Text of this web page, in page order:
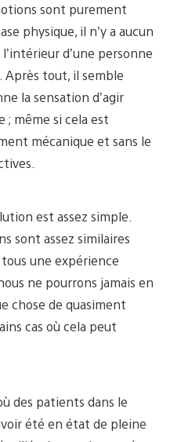
sont purement
physique, il n’y a aucun
d’une personne
Après tout, il semble
la sensation d’agir
même si cela est
mécanique et sans le
est assez simple.
sont assez similaires
une expérience
ne pourrons jamais en
chose de quasiment
cas où cela peut
des patients dans le
été en état de pleine